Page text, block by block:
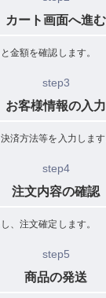
カート画面へ進む
金額を確認します。
step3
お客様情報の入力
済方法等を入力します
step4
注文内容の確認
、注文確定します。
step5
商品の発送